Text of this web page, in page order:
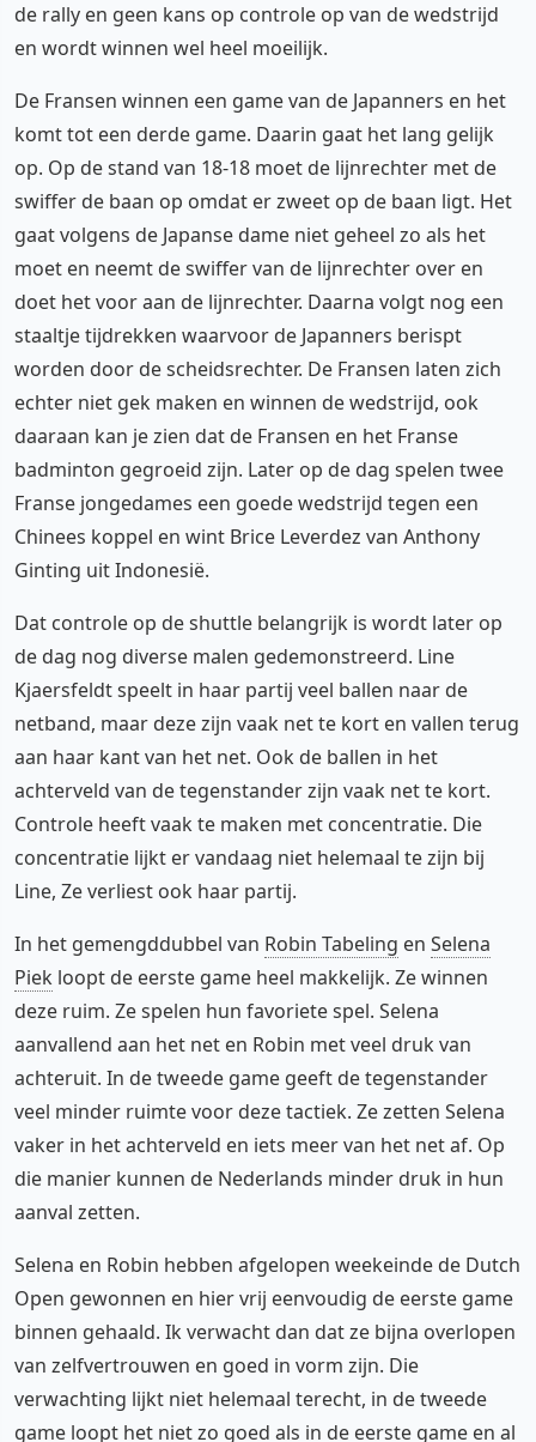
de rally en geen kans op controle op van de wedstrijd
en wordt winnen wel heel moeilijk.
De Fransen winnen een game van de Japanners en het
komt tot een derde game. Daarin gaat het lang gelijk
op. Op de stand van 18-18 moet de lijnrechter met de
swiffer de baan op omdat er zweet op de baan ligt. Het
gaat volgens de Japanse dame niet geheel zo als het
moet en neemt de swiffer van de lijnrechter over en
doet het voor aan de lijnrechter. Daarna volgt nog een
staaltje tijdrekken waarvoor de Japanners berispt
worden door de scheidsrechter. De Fransen laten zich
echter niet gek maken en winnen de wedstrijd, ook
daaraan kan je zien dat de Fransen en het Franse
badminton gegroeid zijn. Later op de dag spelen twee
Franse jongedames een goede wedstrijd tegen een
Chinees koppel en wint Brice Leverdez van Anthony
Ginting uit Indonesië.
Dat controle op de shuttle belangrijk is wordt later op
de dag nog diverse malen gedemonstreerd. Line
Kjaersfeldt speelt in haar partij veel ballen naar de
netband, maar deze zijn vaak net te kort en vallen terug
aan haar kant van het net. Ook de ballen in het
achterveld van de tegenstander zijn vaak net te kort.
Controle heeft vaak te maken met concentratie. Die
concentratie lijkt er vandaag niet helemaal te zijn bij
Line, Ze verliest ook haar partij.
In het gemengddubbel van Robin Tabeling en Selena
Piek loopt de eerste game heel makkelijk. Ze winnen
deze ruim. Ze spelen hun favoriete spel. Selena
aanvallend aan het net en Robin met veel druk van
achteruit. In de tweede game geeft de tegenstander
veel minder ruimte voor deze tactiek. Ze zetten Selena
vaker in het achterveld en iets meer van het net af. Op
die manier kunnen de Nederlands minder druk in hun
aanval zetten.
Selena en Robin hebben afgelopen weekeinde de Dutch
Open gewonnen en hier vrij eenvoudig de eerste game
binnen gehaald. Ik verwacht dan dat ze bijna overlopen
van zelfvertrouwen en goed in vorm zijn. Die
verwachting lijkt niet helemaal terecht, in de tweede
game loopt het niet zo goed als in de eerste game en al